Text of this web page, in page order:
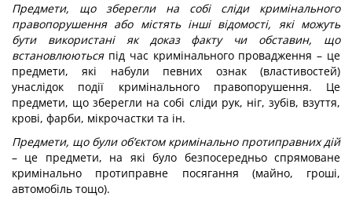
Предмети, що зберегли на собі сліди кримінального
правопорушення або містять інші відомості, які можуть
бути використані як доказ факту чи обставин, що
встановлюютьсяпід час кримінального провадження – це
предмети, які набули певних ознак (властивостей)
унаслідок події кримінального правопорушення. Це
предмети, що зберегли на собі сліди рук, ніг, зубів, взуття,
крові, фарби, мікрочастки та ін.
Предмети, що були об’єктом кримінально протиправних дій
– це предмети, на які було безпосередньо спрямоване
кримінально протиправне посягання (майно, гроші,
автомобіль тощо).